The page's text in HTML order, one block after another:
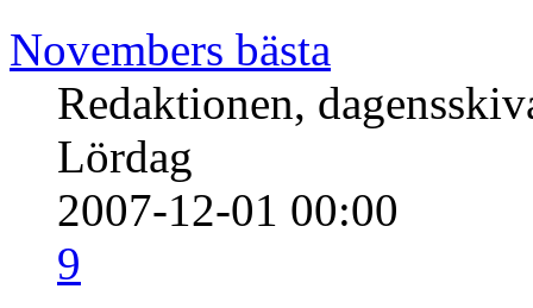
Novembers bästa
Redaktionen,
Lördag
2007-12-01 00:00
9